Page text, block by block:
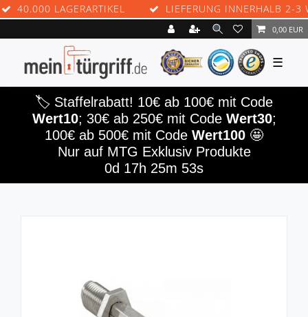
40.000 LAGERARTIKEL LIEFERUNG INNERHALB 2-3
0,00 EUR
☰
🏷️ Staffelrabatt! 10€ ab 100€ mit Code
Wert10; 30€ ab 250€ mit Code Wert30;
100€ ab 500€ mit Code Wert100 🤩
Nur auf MTG Exklusiv Produkte
0d 17h 25m 53s